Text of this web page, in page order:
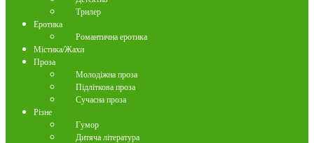
Трилер
Еротика
Романтична еротика
Містика/Жахи
Проза
Молодіжна проза
Підліткова проза
Сучасна проза
Різне
Гумор
Дитяча література